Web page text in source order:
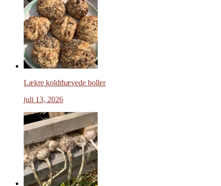
Lækre koldthævede boller
juli 13, 2026